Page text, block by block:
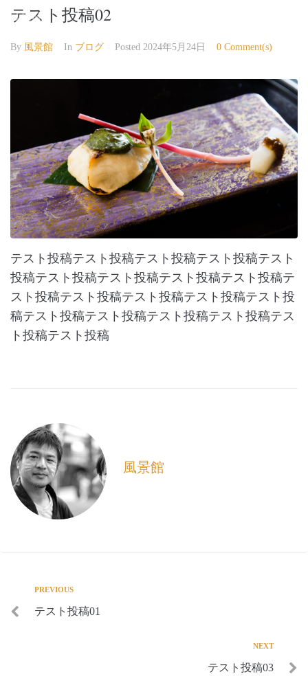
テスト投稿02
By 風景館 In ブログ Posted 2024年5月24日 0 Comment(s)
テスト投稿テスト投稿テスト投稿テスト投稿テスト
投稿テスト投稿テスト投稿テスト投稿テスト投稿テ
スト投稿テスト投稿テスト投稿テスト投稿テスト投
稿テスト投稿テスト投稿テスト投稿テスト投稿テス
ト投稿テスト投稿
風景館
PREVIOUS
テスト投稿01
NEXT
テスト投稿03